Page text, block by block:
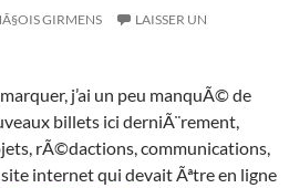
GIRMENS
LAISSER UN
j’ai un peu manquÃ© de
billets ici derniÃ¨rement,
rÃ©dactions, communications,
internet qui devait Ãªtre en ligne